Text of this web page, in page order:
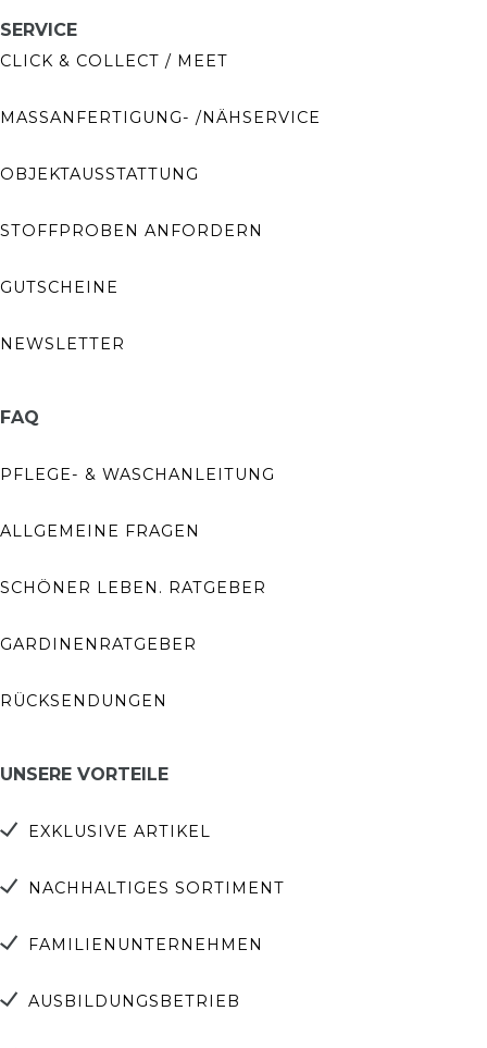
SERVICE
CLICK & COLLECT / MEET
MASSANFERTIGUNG- /NÄHSERVICE
OBJEKTAUSSTATTUNG
STOFFPROBEN ANFORDERN
GUTSCHEINE
NEWSLETTER
FAQ
PFLEGE- & WASCHANLEITUNG
ALLGEMEINE FRAGEN
SCHÖNER LEBEN. RATGEBER
GARDINENRATGEBER
RÜCKSENDUNGEN
UNSERE VORTEILE
EXKLUSIVE ARTIKEL
NACHHALTIGES SORTIMENT
FAMILIENUNTERNEHMEN
AUSBILDUNGSBETRIEB